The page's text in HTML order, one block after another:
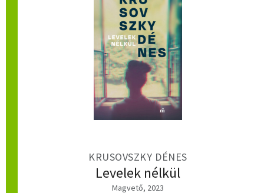
KRUSOVSZKY DÉNES
Levelek nélkül
Magvető, 2023